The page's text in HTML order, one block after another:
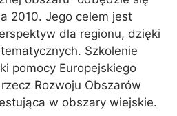
2010. Jego celem jest
dla regionu, dzięki
Szkolenie
pomocy Europejskiego
Rozwoju Obszarów
w obszary wiejskie.